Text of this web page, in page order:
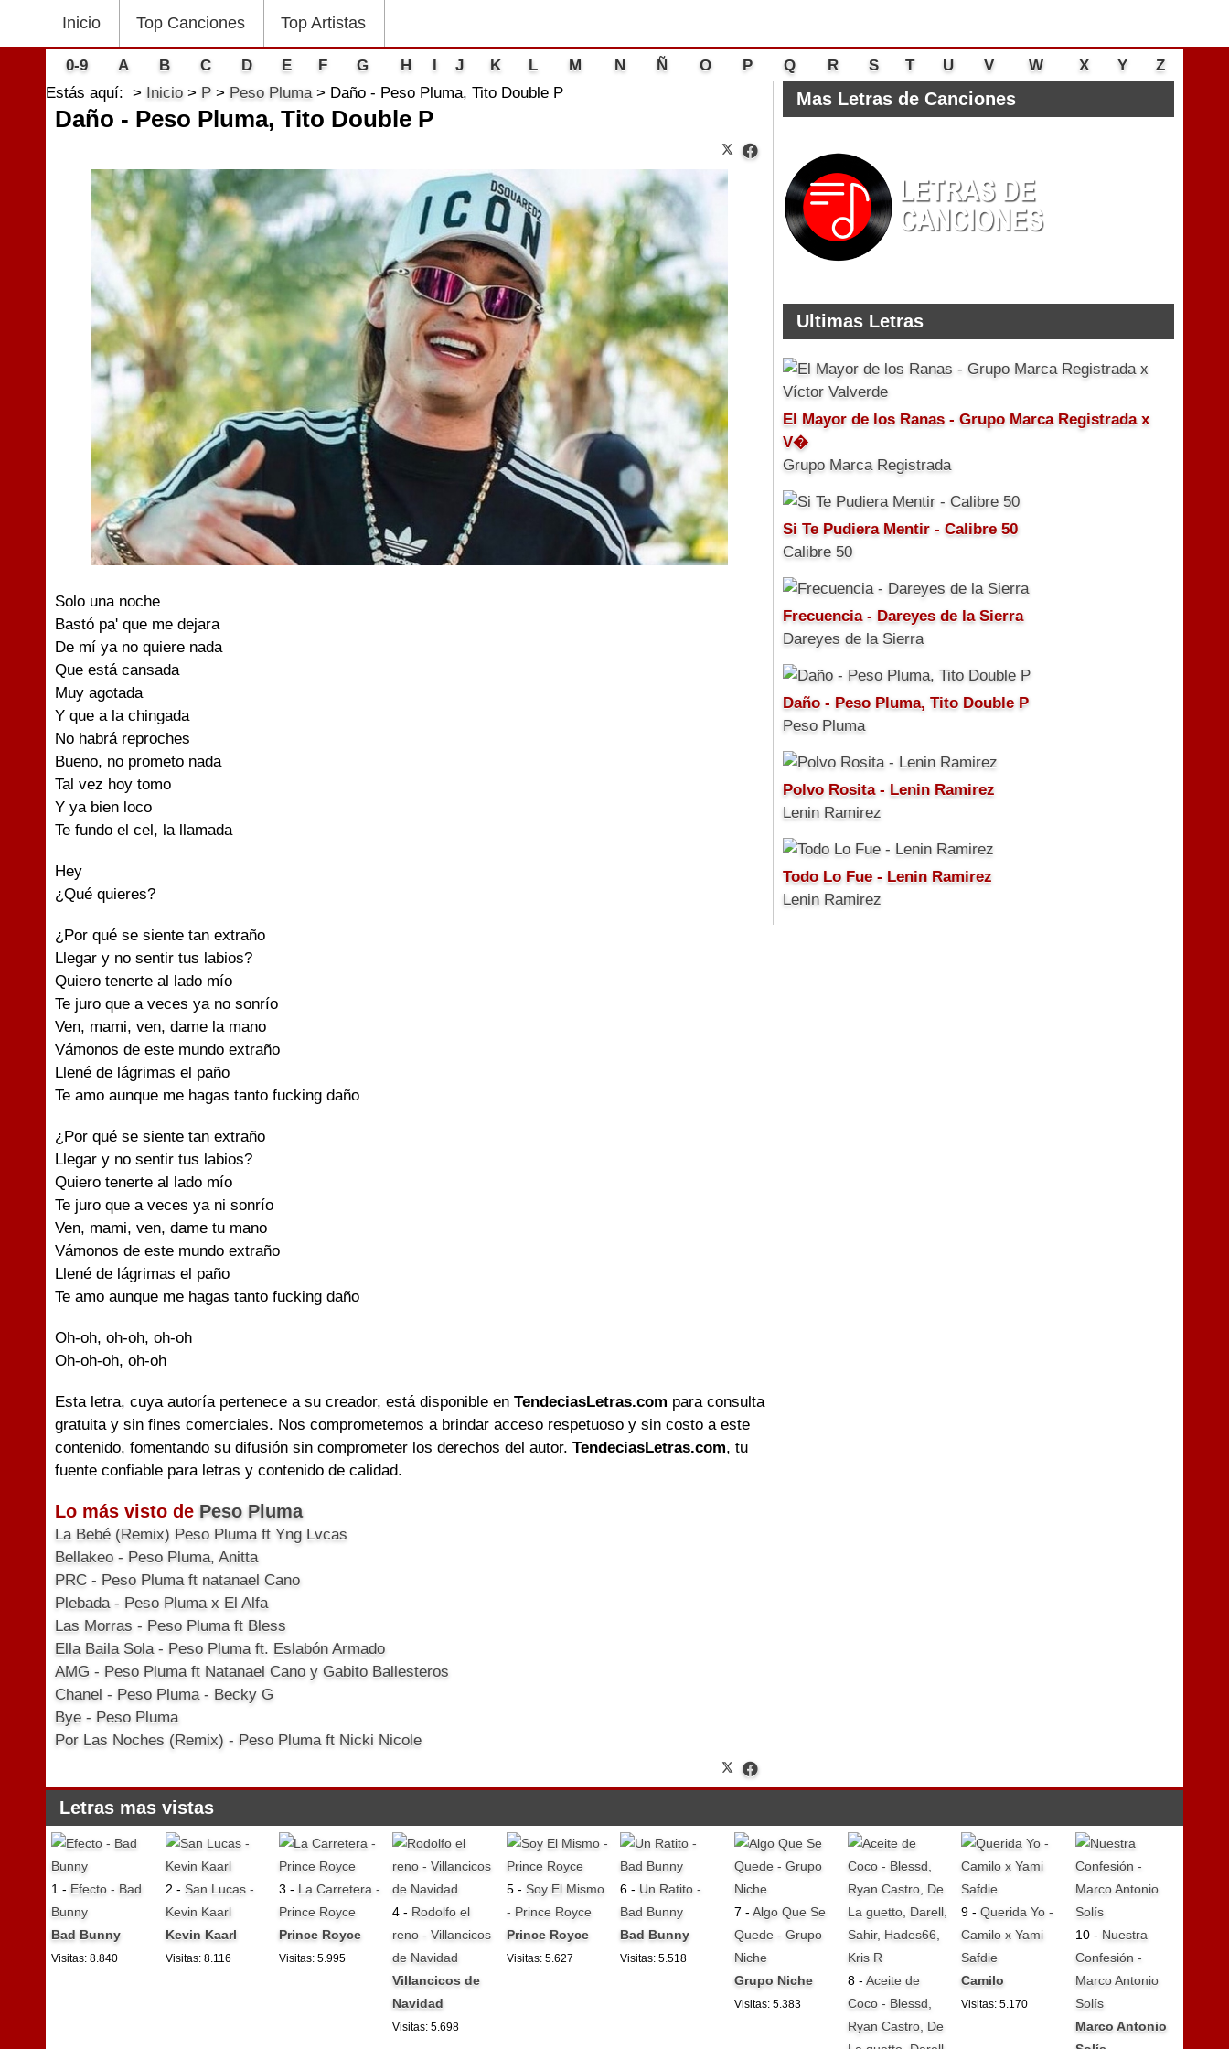
Inicio Top Canciones Top Artistas
0-9 A B C D E F G H I J K L M N Ñ O P Q R S T U V W X Y
Z
Estás aquí:
Inicio P Peso Pluma Daño - Peso Pluma, Tito Double P
Daño - Peso Pluma, Tito Double P
Solo una noche
Bastó pa' que me dejara
De mí ya no quiere nada
Que está cansada
Muy agotada
Y que a la chingada
No habrá reproches
Bueno, no prometo nada
Tal vez hoy tomo
Y ya bien loco
Te fundo el cel, la llamada
Hey
¿Qué quieres?
¿Por qué se siente tan extraño
Llegar y no sentir tus labios?
Quiero tenerte al lado mío
Te juro que a veces ya no sonrío
Ven, mami, ven, dame la mano
Vámonos de este mundo extraño
Llené de lágrimas el paño
Te amo aunque me hagas tanto fucking daño
¿Por qué se siente tan extraño
Llegar y no sentir tus labios?
Quiero tenerte al lado mío
Te juro que a veces ya ni sonrío
Ven, mami, ven, dame tu mano
Vámonos de este mundo extraño
Llené de lágrimas el paño
Te amo aunque me hagas tanto fucking daño
Oh-oh, oh-oh, oh-oh
Oh-oh-oh, oh-oh
Esta letra, cuya autoría pertenece a su creador, está disponible en TendeciasLetras.com para consulta
gratuita y sin fines comerciales. Nos comprometemos a brindar acceso respetuoso y sin costo a este
contenido, fomentando su difusión sin comprometer los derechos del autor. TendeciasLetras.com, tu
fuente confiable para letras y contenido de calidad.
Lo más visto de Peso Pluma
La Bebé (Remix) Peso Pluma ft Yng Lvcas
Bellakeo - Peso Pluma, Anitta
PRC - Peso Pluma ft natanael Cano
Plebada - Peso Pluma x El Alfa
Las Morras - Peso Pluma ft Bless
Ella Baila Sola - Peso Pluma ft. Eslabón Armado
AMG - Peso Pluma ft Natanael Cano y Gabito Ballesteros
Chanel - Peso Pluma - Becky G
Bye - Peso Pluma
Por Las Noches (Remix) - Peso Pluma ft Nicki Nicole
Mas Letras de Canciones
Ultimas Letras
El Mayor de los Ranas - Grupo Marca Registrada x
V�
Grupo Marca Registrada
Si Te Pudiera Mentir - Calibre 50
Calibre 50
Frecuencia - Dareyes de la Sierra
Dareyes de la Sierra
Daño - Peso Pluma, Tito Double P
Peso Pluma
Polvo Rosita - Lenin Ramirez
Lenin Ramirez
Todo Lo Fue - Lenin Ramirez
Lenin Ramirez
Letras mas vistas
1 - Efecto - Bad
Bunny
Bad Bunny
Visitas: 8.840
2 - San Lucas -
Kevin Kaarl
Kevin Kaarl
Visitas: 8.116
3 - La Carretera -
Prince Royce
Prince Royce
Visitas: 5.995
4 - Rodolfo el
reno - Villancicos
de Navidad
Villancicos de
Navidad
Visitas: 5.698
5 - Soy El Mismo
- Prince Royce
Prince Royce
Visitas: 5.627
6 - Un Ratito -
Bad Bunny
Bad Bunny
Visitas: 5.518
7 - Algo Que Se
Quede - Grupo
Niche
Grupo Niche
Visitas: 5.383
8 - Aceite de
Coco - Blessd,
Ryan Castro, De
9 -Querida Yo -
Camilo x Yami
Safdie
Camilo
Visitas: 5.170
10 - Nuestra
Confesión -
Marco Antonio
Solís
Marco Antonio